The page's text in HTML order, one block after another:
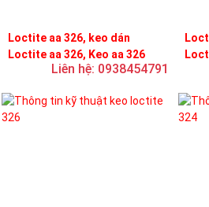
Loctite aa 326, keo dán
Loctite aa 326, Keo aa 326
Liên hệ: 0938454791